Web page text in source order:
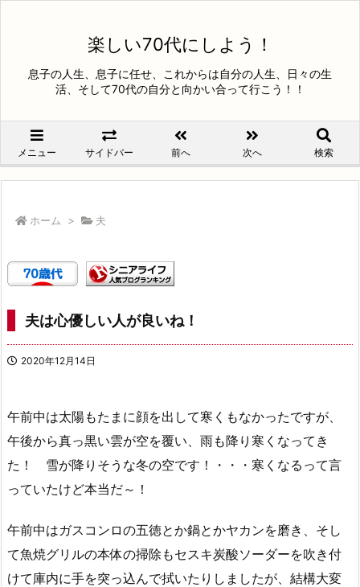
楽しい70代にしよう！
息子の人生、息子に任せ、これからは自分の人生、日々の生
活、そして70代の自分と向かい合って行こう！！
メニュー サイドバー 前へ 次へ 検索
ホーム > 夫
夫は心優しい人が良いね！
2020年12月14日
午前中は太陽もたまに顔を出して寒くもなかったですが、
午後から真っ黒い雲が空を覆い、雨も降り寒くなってき
た！ 雪が降りそうな冬の空です！・・・寒くなるって言
っていたけど本当だ～！
午前中はガスコンロの五徳とか鍋とかヤカンを磨き、そし
て魚焼グリルの本体の掃除もセスキ炭酸ソーダーを吹き付
けて庫内に手を突っ込んで拭いたりしましたが、結構大変